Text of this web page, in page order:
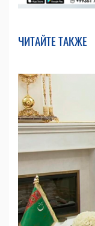
ЧИТАЙТЕ ТАКЖЕ